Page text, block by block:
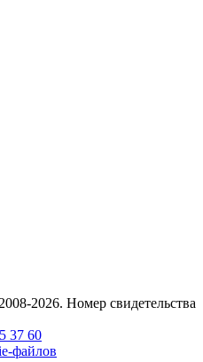
2026. Номер свидетельства
37 60
файлов